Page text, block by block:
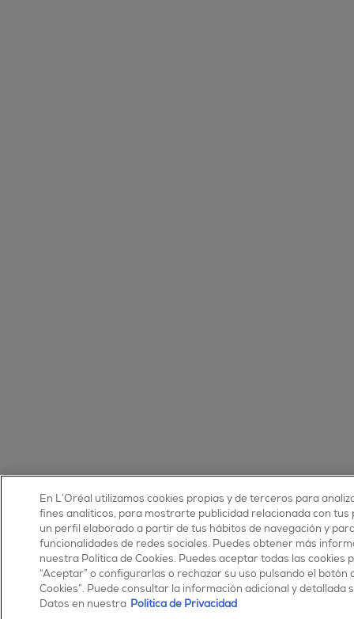
En L’Oréal utilizamos cookies propias y de terceros para
fines analíticos, para mostrarte publicidad relacionada con
un perfil elaborado a partir de tus hábitos de navegación y
funcionalidades de redes sociales. Puedes obtener más
nuestra Política de Cookies. Puedes aceptar todas las cookies
“Aceptar” o configurarlas o rechazar su uso pulsando el botón
Cookies”. Puede consultar la información adicional y detallada
Datos en nuestra Política de Privacidad